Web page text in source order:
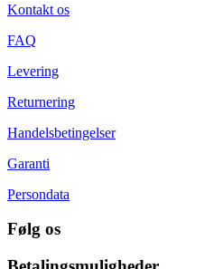
Kontakt os
FAQ
Levering
Returnering
Handelsbetingelser
Garanti
Persondata
Følg os